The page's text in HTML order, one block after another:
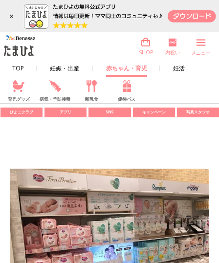
×
TOP 妊娠・出産 赤ちゃん・育児 妊活
SHOP 内祝い メニュー
育児グッズ 病気・予防接種 離乳食 優待パス
ひよこクラブ アプリ SNS キャンペーン 写真スタジオ